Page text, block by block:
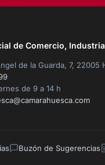
de Comercio,
de la Guarda, 7, 22005
de 9 a 14 h
Buzón de Sugerencias